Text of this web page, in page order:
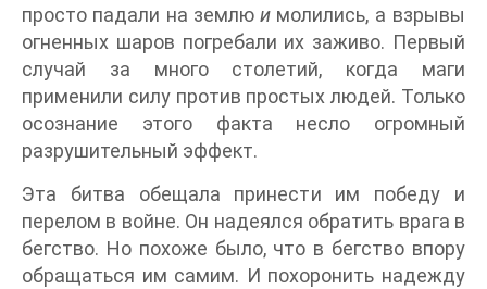
просто падали на землю и молились, а взрывы
огненных шаров погребали их заживо. Первый
случай за много столетий, когда маги
применили силу против простых людей. Только
осознание этого факта несло огромный
разрушительный эффект.
Эта битва обещала принести им победу и
перелом в войне. Он надеялся обратить врага в
бегство. Но похоже было, что в бегство впору
обращаться им самим. И похоронить надежду